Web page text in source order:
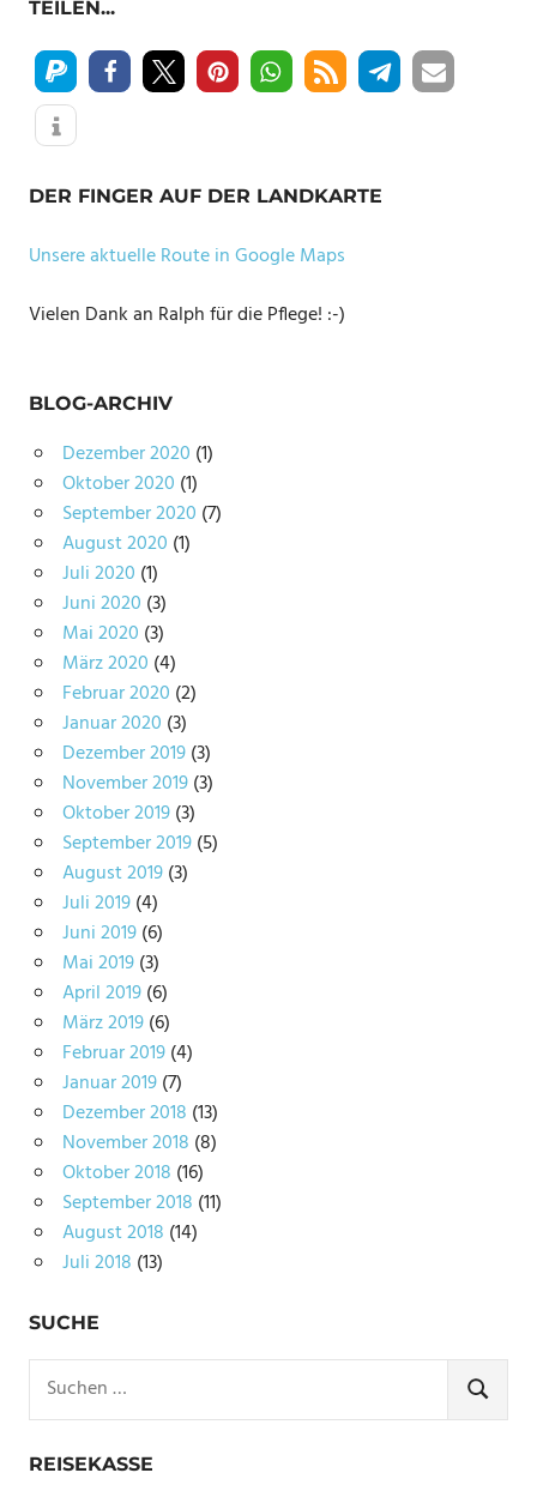
TEILEN...
DER FINGER AUF DER LANDKARTE
Unsere aktuelle Route in Google Maps
Vielen Dank an Ralph für die Pflege! :-)
BLOG-ARCHIV
Dezember 2020 (1)
Oktober 2020 (1)
September 2020 (7)
August 2020 (1)
Juli 2020 (1)
Juni 2020 (3)
Mai 2020 (3)
März 2020 (4)
Februar 2020 (2)
Januar 2020 (3)
Dezember 2019(3)
November 2019(3)
Oktober 2019(3)
September 2019(5)
August 2019(3)
Juli 2019(4)
Juni 2019(6)
Mai 2019(3)
April 2019(6)
März 2019(6)
Februar 2019(4)
Januar 2019(7)
Dezember 2018 (13)
November 2018 (8)
Oktober 2018 (16)
September 2018 (11)
August 2018 (14)
Juli 2018 (13)
SUCHE
nach:
SUCHEN
REISEKASSE